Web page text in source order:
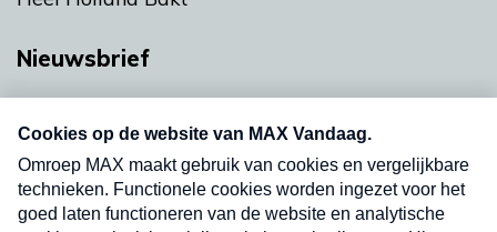
Nieuwsbrief
nieuwsbrief. Elke vrijdag- en dinsdagochtend in
uw mailbox.
Verzend